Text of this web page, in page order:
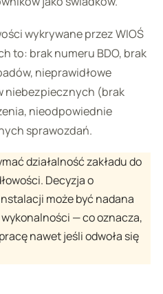
wykrywane przez WIOŚ
to: brak numeru BDO, brak
nieprawidłowe
niebezpiecznych (brak
nieodpowiednie
sprawozdań.
działalność zakładu do
Decyzja o
może być nadana
— co oznacza,
nawet jeśli odwoła się